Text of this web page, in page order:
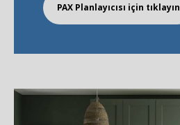
PAX Planlayıcısı için tıklayın